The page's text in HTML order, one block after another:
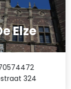
Elze
324